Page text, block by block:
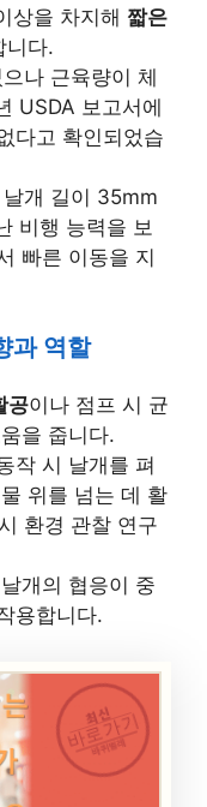
상을 차지해 짧은
니다.
나 근육량이 체
USDA 보고서에
다고 확인되었습
날개 길이 35mm
비행 능력을 보
빠른 이동을 지
과 역할
공이나 점프 시 균
을 줍니다.
작 시 날개를 펴
위를 넘는 데 활
환경 관찰 연구
개의 협응이 중
용합니다.
최신
바로가기
바퀴벌레